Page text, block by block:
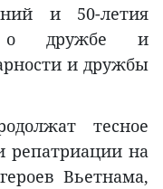
и 50-летия
о дружбе и
и дружбы
тесное
репатриации на
Вьетнама,